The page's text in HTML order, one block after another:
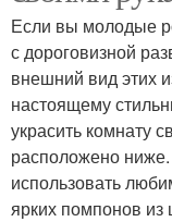
Если вы молодые
с дороговизной
внешний вид этих
настоящему
украсить комнату
расположено
использовать
ярких помпонов из